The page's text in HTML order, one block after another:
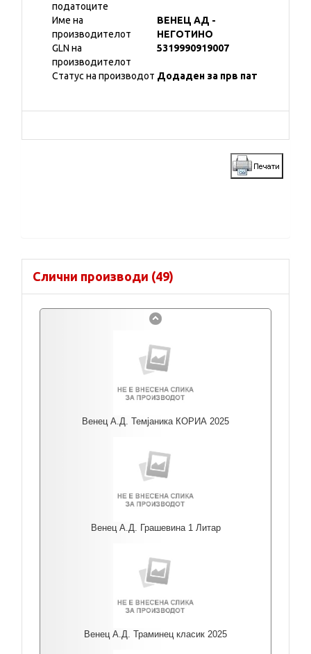
податоците
Име на
производителот
ВЕНЕЦ АД -
НЕГОТИНО
GLN на
производителот
5319990919007
Статус на производот Додаден за прв пат
Слични производи (49)
Венец А.Д. Темјаника КОРИА 2025
Венец А.Д. Грашевина 1 Литар
Венец А.Д. Траминец класик 2025